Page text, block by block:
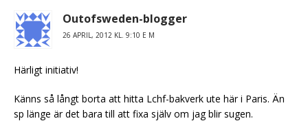
Outofsweden-blogger
26 APRIL, 2012 KL. 9:10 E M
Härligt initiativ!
Känns så långt borta att hitta Lchf-bakverk ute här i Paris. Än
sp länge är det bara till att fixa själv om jag blir sugen.